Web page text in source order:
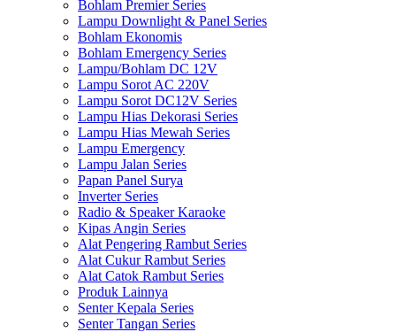
Bohlam Premier Series
Lampu Downlight & Panel Series
Bohlam Ekonomis
Bohlam Emergency Series
Lampu/Bohlam DC 12V
Lampu Sorot AC 220V
Lampu Sorot DC12V Series
Lampu Hias Dekorasi Series
Lampu Hias Mewah Series
Lampu Emergency
Lampu Jalan Series
Papan Panel Surya
Inverter Series
Radio & Speaker Karaoke
Kipas Angin Series
Alat Pengering Rambut Series
Alat Cukur Rambut Series
Alat Catok Rambut Series
Produk Lainnya
Senter Kepala Series
Senter Tangan Series